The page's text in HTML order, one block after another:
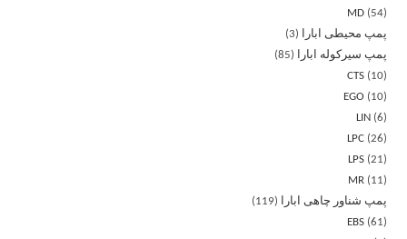
MD
54
پمپ محیطی ابارا
3
پمپ سیرکوله ابارا
85
CTS
10
EGO
10
LIN
6
LPC 26
LPS 21
MR
11
پمپ شناور چاهی ابارا
119
EBS 61